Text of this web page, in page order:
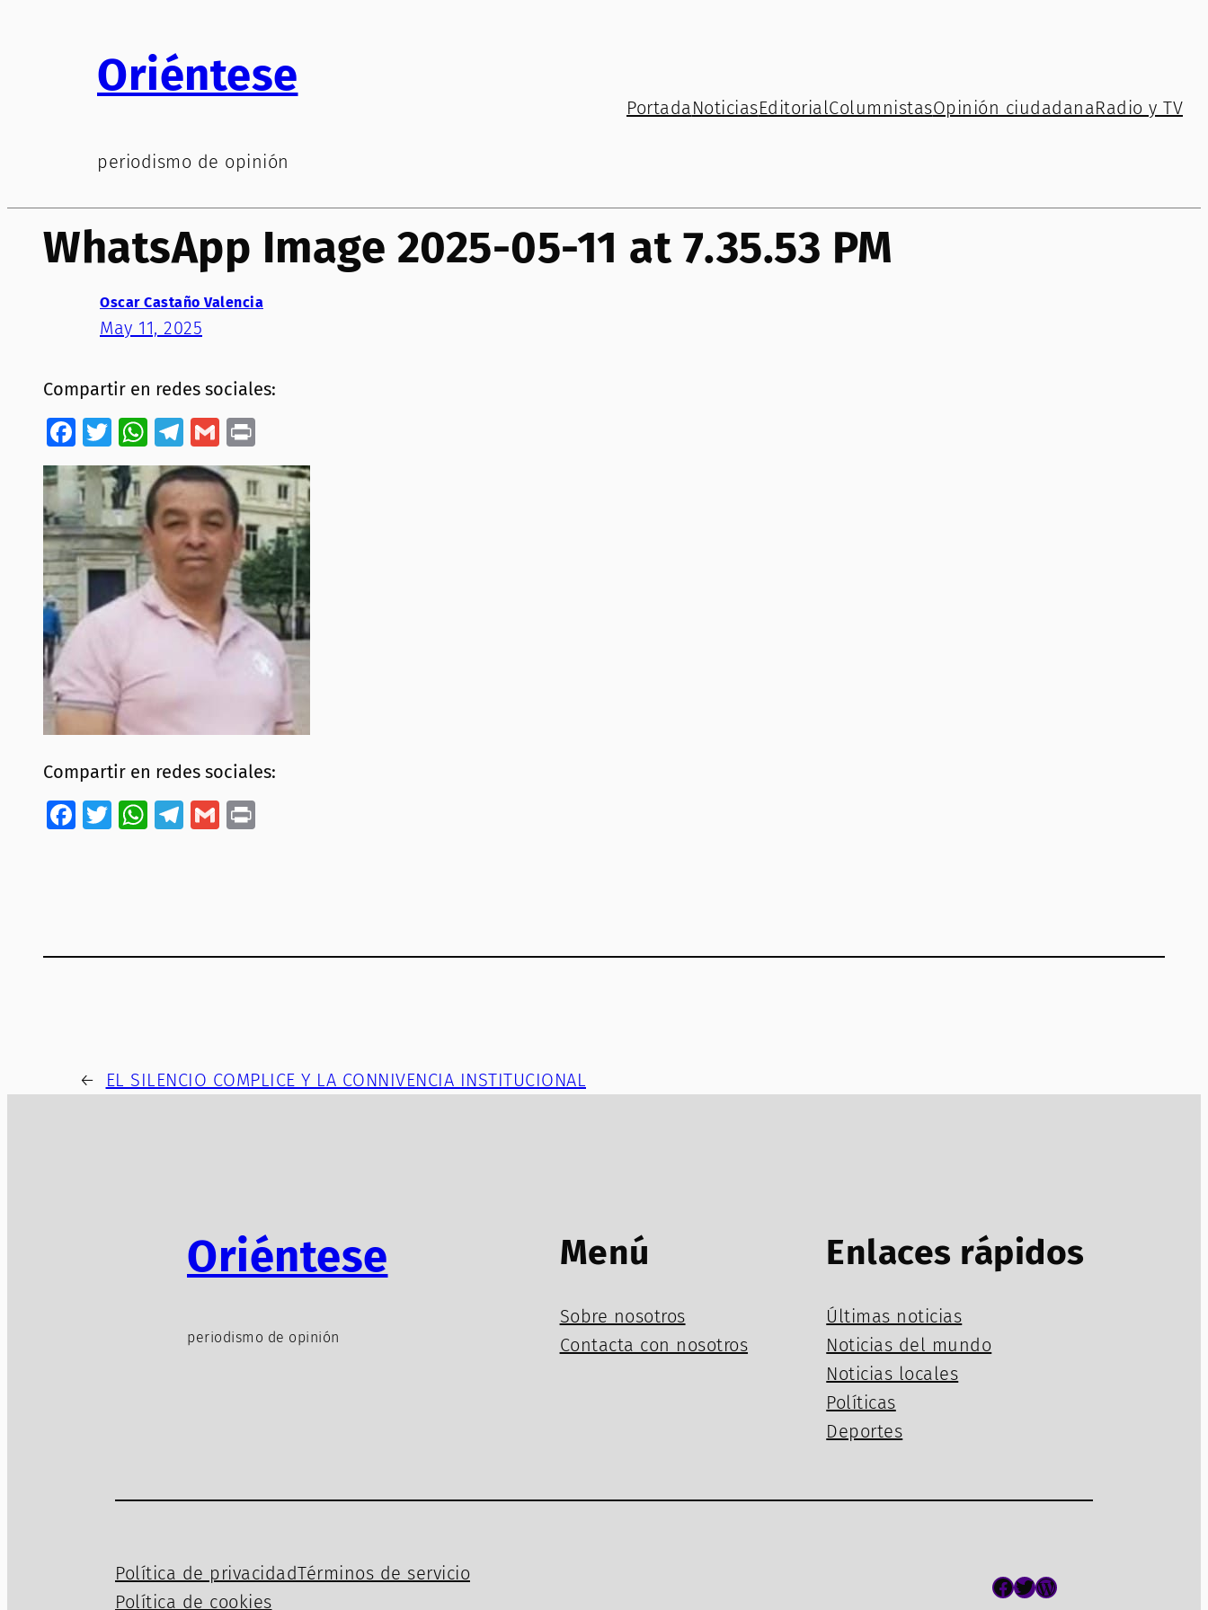
Oriéntese
periodismo de opinión
Portada NoticiasEditorialColumnistasOpinión ciudadanaRadio y TV
WhatsApp Image 2025-05-11 at 7.35.53 PM
Oscar Castaño Valencia
May 11, 2025
Compartir en redes sociales:
Facebook
Twitter
WhatsApp
Telegram
Gmail
Compartir en redes sociales:
Facebook
Twitter
WhatsApp
Telegram
Gmail
← EL SILENCIO COMPLICE Y LA CONNIVENCIA INSTITUCIONAL
Oriéntese
periodismo de opinión
Menú
Sobre nosotros
Contacta con nosotros
Enlaces rápidos
Últimas noticias
Noticias del mundo
Noticias locales
Políticas
Deportes
Política de privacidadTérminos de servicio
Política de cookies
Facebook Twitter WordPress